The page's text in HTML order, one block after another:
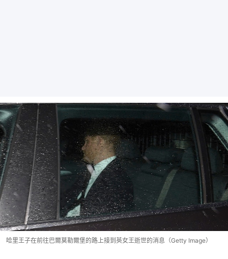
哈里王子在前往巴爾莫勒爾堡的路上接到英女王逝世的消息（Getty Image）